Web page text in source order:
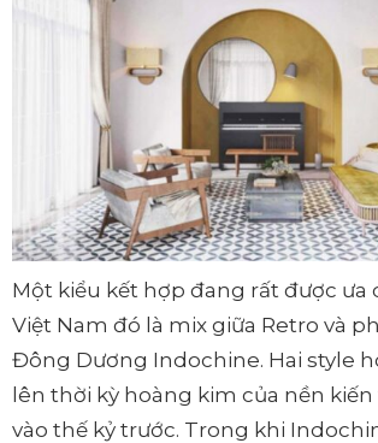
Một kiểu kết hợp đang rất được ưa
Việt Nam đó là mix giữa Retro và
Đông Dương Indochine. Hai style
lên thời kỳ hoàng kim của nền
vào thế kỷ trước. Trong khi